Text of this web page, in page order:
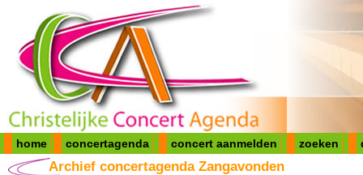
home concertagenda concert aanmelden zoeken
Archief concertagenda Zangavonden